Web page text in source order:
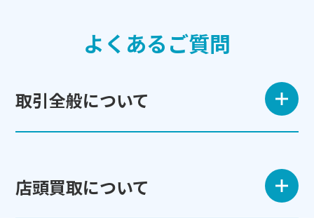
よくあるご質問
取引全般について
店頭買取について